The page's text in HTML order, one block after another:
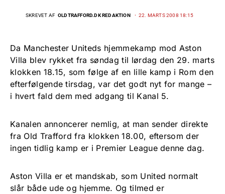
SKREVET AF OLDTRAFFORD.DK REDAKTION 22. MARTS 2008 18:15
Da Manchester Uniteds hjemmekamp mod Aston
Villa blev rykket fra søndag til lørdag den 29. marts
klokken 18.15, som følge af en lille kamp i Rom den
efterfølgende tirsdag, var det godt nyt for mange –
i hvert fald dem med adgang til Kanal 5.
Kanalen annoncerer nemlig, at man sender direkte
fra Old Trafford fra klokken 18.00, eftersom der
ingen tidlig kamp er i Premier League denne dag.
Aston Villa er et mandskab, som United normalt
slår både ude og hjemme. Og tilmed er